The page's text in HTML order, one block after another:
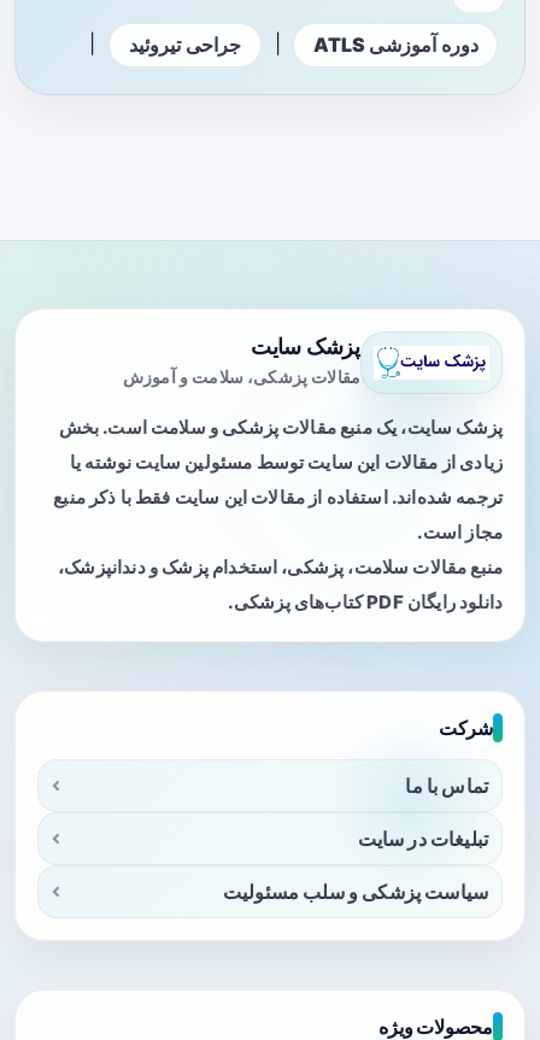
دوره آموزشی ATLS جراحی تیروئید
پزشک سایت
مقالات پزشکی، سلامت و آموزش
پزشک سایت، یک منبع مقالات پزشکی و سلامت است. بخش
زیادی از مقالات این سایت توسط مسئولین سایت نوشته یا
ترجمه شده‌اند. استفاده از مقالات این سایت فقط با ذکر منبع
مجاز است.
منبع مقالات سلامت، پزشکی، استخدام پزشک و دندانپزشک،
دانلود رایگان PDF کتاب‌های پزشکی.
شرکت
تماس با ما
تبلیغات در سایت
سیاست پزشکی و سلب مسئولیت
محصولات ویژه